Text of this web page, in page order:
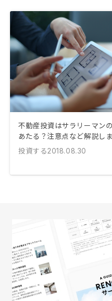
不動産投資はサラリーマン
あたる？注意点など解説し
投資する2018.08.30